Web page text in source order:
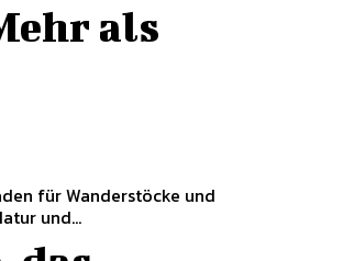
als
für Wanderstöcke und
und...